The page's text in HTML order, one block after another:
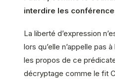
interdire les
La liberté d’expression
lors qu’elle n’appelle pas
les propos de ce
décryptage comme le fit